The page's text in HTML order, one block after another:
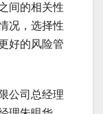
间的相关性
况，选择性
好的风险管
公司总经理